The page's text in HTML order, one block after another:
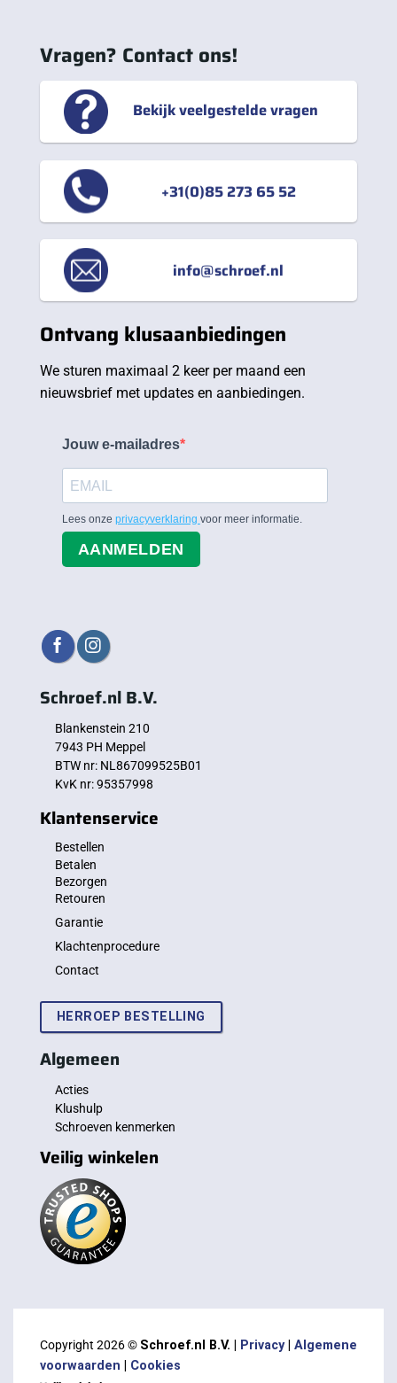
Vragen? Contact ons!
Bekijk veelgestelde vragen
+31(0)85 273 65 52
info@schroef.nl
Ontvang klusaanbiedingen
We sturen maximaal 2 keer per maand een
nieuwsbrief met updates en aanbiedingen.
Jouw e-mailadres
Lees onze privacyverklaring voor meer informatie.
AANMELDEN
Schroef.nl B.V.
Blankenstein 210
7943 PH Meppel
BTW nr: NL867099525B01
KvK nr: 95357998
Klantenservice
Bestellen
Betalen
Bezorgen
Retouren
Garantie
Klachtenprocedure
Contact
HERROEP BESTELLING
Algemeen
Acties
Klushulp
Schroeven kenmerken
Veilig winkelen
Copyright 2026 © Schroef.nl B.V. | Privacy| Algemene
voorwaarden
Cookies